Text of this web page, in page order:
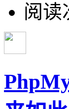
阅读